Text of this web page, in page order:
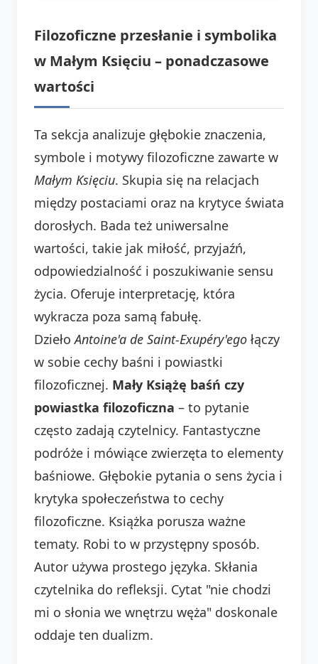
Filozoficzne przesłanie i symbolika
w Małym Księciu – ponadczasowe
wartości
Ta sekcja analizuje głębokie znaczenia,
symbole i motywy filozoficzne zawarte w
Małym Księciu. Skupia się na relacjach
między postaciami oraz na krytyce świata
dorosłych. Bada też uniwersalne
wartości, takie jak miłość, przyjaźń,
odpowiedzialność i poszukiwanie sensu
życia. Oferuje interpretację, która
wykracza poza samą fabułę.
DziełoAntoine'a de Saint-Exupéry'ego łączy
w sobie cechy baśni i powiastki
filozoficznej. Mały Książę baśń czy
powiastka filozoficzna – to pytanie
często zadają czytelnicy. Fantastyczne
podróże i mówiące zwierzęta to elementy
baśniowe. Głębokie pytania o sens życia i
krytyka społeczeństwa to cechy
filozoficzne. Książka porusza ważne
tematy. Robi to w przystępny sposób.
Autor używa prostego języka. Skłania
czytelnika do refleksji. Cytat "nie chodzi
mi o słonia we wnętrzu węża" doskonale
oddaje ten dualizm.